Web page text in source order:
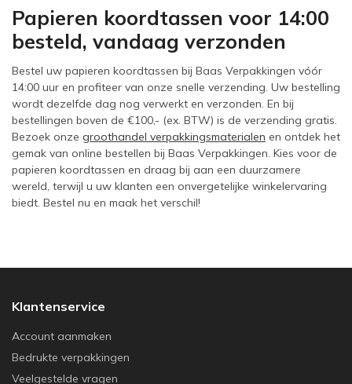
Papieren koordtassen voor 14:00
besteld, vandaag verzonden
Bestel uw papieren koordtassen bij Baas Verpakkingen vóór
14:00 uur en profiteer van onze snelle verzending. Uw bestelling
wordt dezelfde dag nog verwerkt en verzonden. En bij
bestellingen boven de €100,- (ex. BTW) is de verzending gratis.
Bezoek onze groothandel verpakkingsmaterialen en ontdek het
gemak van online bestellen bij Baas Verpakkingen. Kies voor de
papieren koordtassen en draag bij aan een duurzamere
wereld, terwijl u uw klanten een onvergetelijke winkelervaring
biedt. Bestel nu en maak het verschil!
Klantenservice
Account aanmaken
Bedrukte verpakkingen
Veelgestelde vragen